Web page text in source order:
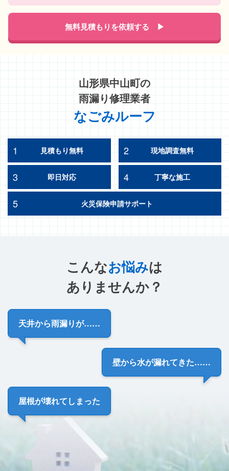
無料見積もりを依頼する ▶
山形県中山町の
雨漏り修理業者
なごみルーフ
1 見積もり無料 2 現地調査無料
3 即日対応 4 丁寧な施工
5 火災保険申請サポート
こんなお悩みは
ありませんか？
天井から雨漏りが……
壁から水が漏れてきた……
屋根が壊れてしまった